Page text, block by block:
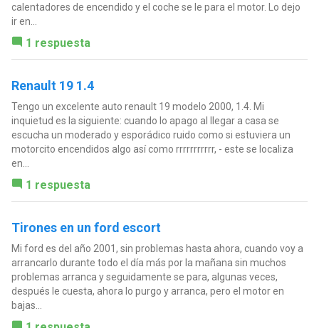
calentadores de encendido y el coche se le para el motor. Lo dejo
ir en...
1 respuesta
Renault 19 1.4
Tengo un excelente auto renault 19 modelo 2000, 1.4. Mi
inquietud es la siguiente: cuando lo apago al llegar a casa se
escucha un moderado y esporádico ruido como si estuviera un
motorcito encendidos algo así como rrrrrrrrrrr, - este se localiza
en...
1 respuesta
Tirones en un ford escort
Mi ford es del año 2001, sin problemas hasta ahora, cuando voy a
arrancarlo durante todo el día más por la mañana sin muchos
problemas arranca y seguidamente se para, algunas veces,
después le cuesta, ahora lo purgo y arranca, pero el motor en
bajas...